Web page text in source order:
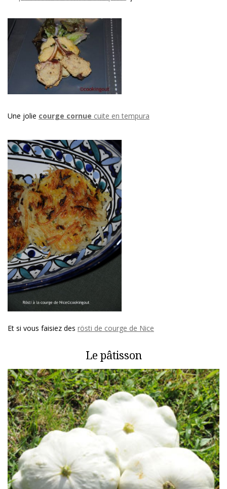
Une jolie courge cornue cuite en tempura
Et si vous faisiez des rösti de courge de Nice
Le pâtisson